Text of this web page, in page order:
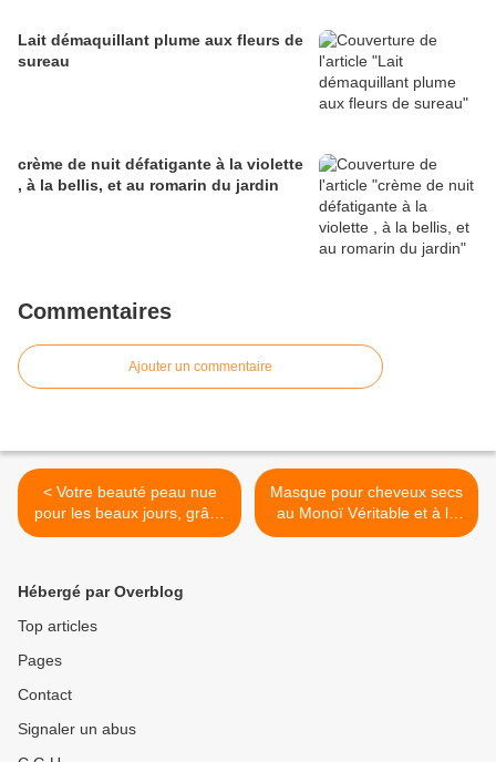
Lait démaquillant plume aux fleurs de
sureau
crème de nuit défatigante à la violette
, à la bellis, et au romarin du jardin
Commentaires
Ajouter un commentaire
< Votre beauté peau nue
pour les beaux jours, grâce
aux plantes bien sûr
Masque pour cheveux secs
au Monoï Véritable et à la
spiruline >
Hébergé par Overblog
Top articles
Pages
Contact
Signaler un abus